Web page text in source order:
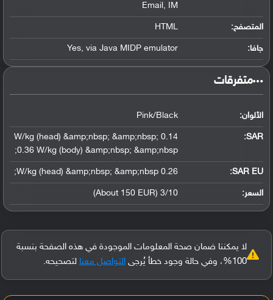
Email, IM
المتصفح: HTML
جافا: Yes, via Java MIDP emulator
‏متفرقات‏
الألوان: Pink/Black
SAR
:
0.14 W/kg (head) &amp;nbsp; &amp;nbsp;
0.36 W/kg (body) &amp;nbsp; &amp;nbsp;
SAR EU:
0.26 W/kg (head) &amp;nbsp; &amp;nbsp;
السعر: 3/10 (About 150 EUR)
لا يمكننا ضمان صحة المعلومات الموجودة في هذه الصفحة بنسبة
100%، وفي حالة وجود خطأ يُرجى
التواصل معنا لتصحيحه.